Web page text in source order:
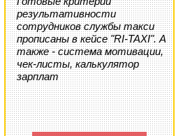
результативности
сотрудников службы такси
прописаны в кейсе "RI-TAXI". А
также - система мотивации,
чек-листы, калькулятор
зарплат